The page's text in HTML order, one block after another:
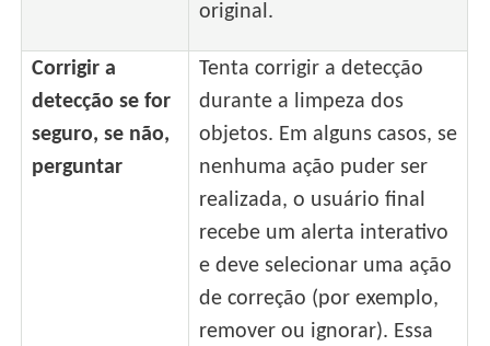
original.
Corrigir a
detecção se for
seguro, se não,
perguntar
Tenta corrigir a detecção
durante a limpeza dos
objetos. Em alguns casos, se
nenhuma ação puder ser
realizada, o usuário final
recebe um alerta interativo
e deve selecionar uma ação
de correção (por exemplo,
remover ou ignorar). Essa